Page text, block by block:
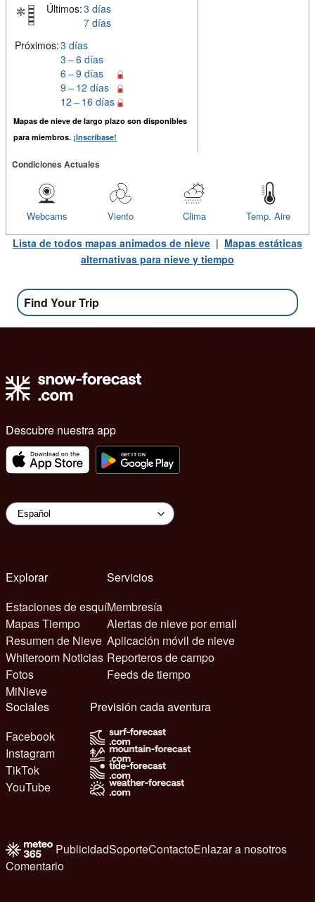
Últimos:3 días
7 días
Próximos:3 días
3 – 6 días
6 – 9 días
9 – 12 días
12 – 16 días
Mapas de nieve de largo plazo son disponibles
para miembros. ¡Inscríbase!
Condiciones Actuales
Temp. Aire
Clima
Viento
Webcams
Lista de todos mapas animados de nieve | Mapas estáticas
alternativas para nieve y tiempo
Find Your Trip
Descubre nuestra app
Explorar
Estaciones de esquí
Mapas Tiempo
Resumen de Nieve
Whiteroom Noticias
Fotos
MiNieve
Servicios
Membresía
Alertas de nieve por email
Aplicación móvil de nieve
Reporteros de campo
Feeds de tiempo
Sociales
Facebook
Instagram
TikTok
YouTube
Previsión cada aventura
PublicidadSoporteContactoEnlazar a nosotros
Comentario